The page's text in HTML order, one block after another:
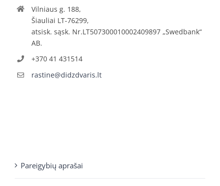
Vilniaus g. 188,
Šiauliai LT-76299,
atsisk. sąsk. Nr.LT507300010002409897 „Swedbank“
AB.
+370 41 431514
rastine@didzdvaris.lt
Pareigybių aprašai